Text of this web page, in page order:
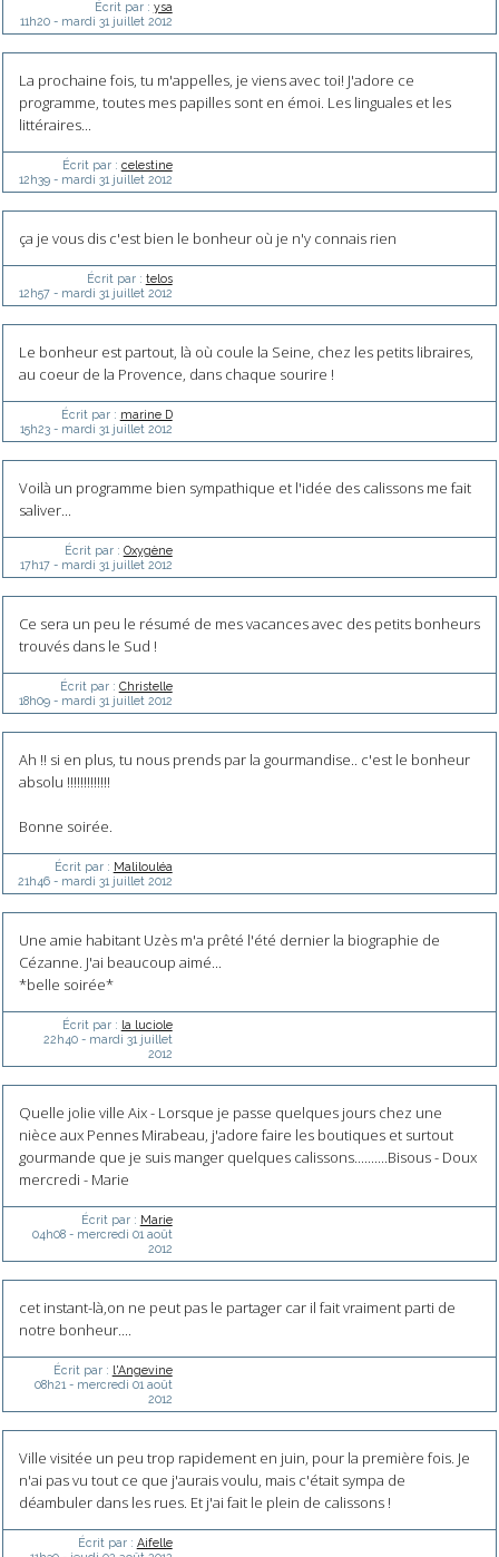
Écrit par : ysa
11h20- mardi 31 juillet 2012
La prochaine fois, tu m'appelles, je viens avec toi! J'adore ce
programme, toutes mes papilles sont en émoi. Les linguales et les
littéraires...
Écrit par : celestine
12h39- mardi 31 juillet 2012
ça je vous dis c'est bien le bonheur où je n'y connais rien
Écrit par : telos
12h57- mardi 31 juillet 2012
Le bonheur est partout, là où coule la Seine, chez les petits libraires,
au coeur de la Provence, dans chaque sourire !
Écrit par : marine D
15h23- mardi 31 juillet 2012
Voilà un programme bien sympathique et l'idée des calissons me fait
saliver...
Écrit par : Oxygène
17h17- mardi 31 juillet 2012
Ce sera un peu le résumé de mes vacances avec des petits bonheurs
trouvés dans le Sud !
Écrit par : Christelle
18h09- mardi 31 juillet 2012
Ah !! si en plus, tu nous prends par la gourmandise.. c'est le bonheur
absolu !!!!!!!!!!!!!
Bonne soirée.
Écrit par : Malilouléa
21h46- mardi 31 juillet 2012
Une amie habitant Uzès m'a prêté l'été dernier la biographie de
Cézanne. J'ai beaucoup aimé...
*belle soirée*
Écrit par : la luciole
22h40- mardi 31 juillet
2012
Quelle jolie ville Aix - Lorsque je passe quelques jours chez une
nièce aux Pennes Mirabeau, j'adore faire les boutiques et surtout
gourmande que je suis manger quelques calissons..........Bisous - Doux
mercredi - Marie
Écrit par : Marie
04h08- mercredi 01 août
2012
cet instant-là,on ne peut pas le partager car il fait vraiment parti de
notre bonheur....
Écrit par : l'Angevine
08h21 - mercredi 01 août
2012
Ville visitée un peu trop rapidement en juin, pour la première fois. Je
n'ai pas vu tout ce que j'aurais voulu, mais c'était sympa de
déambuler dans les rues. Et j'ai fait le plein de calissons !
Écrit par : Aifelle